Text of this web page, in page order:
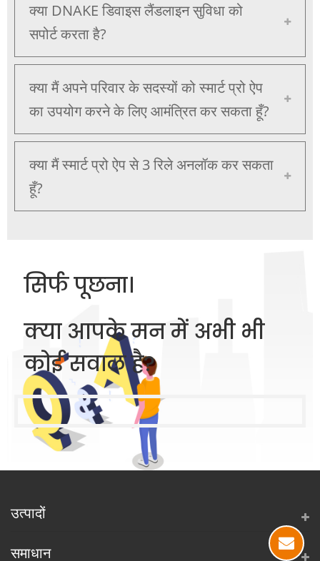
क्या DNAKE डिवाइस लैंडलाइन सुविधा को
सपोर्ट करता है?
क्या मैं अपने परिवार के सदस्यों को स्मार्ट प्रो ऐप
का उपयोग करने के लिए आमंत्रित कर सकता हूँ?
क्या मैं स्मार्ट प्रो ऐप से 3 रिले अनलॉक कर सकता
हूँ?
सिर्फ पूछना।
क्या आपके मन में अभी भी
कोई सवाल है?
उत्पादों
समाधान